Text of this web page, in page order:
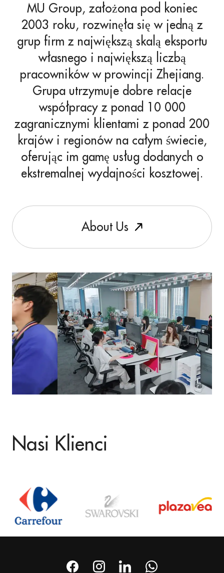
MU Group, założona pod koniec
2003 roku, rozwinęła się w jedną z
grup firm z największą skalą eksportu
własnego i największą liczbą
pracowników w prowincji Zhejiang.
Grupa utrzymuje dobre relacje
współpracy z ponad 10 000
zagranicznymi klientami z ponad 200
krajów i regionów na całym świecie,
oferując im gamę usług dodanych o
ekstremalnej wydajności kosztowej.
About Us
Nasi Klienci